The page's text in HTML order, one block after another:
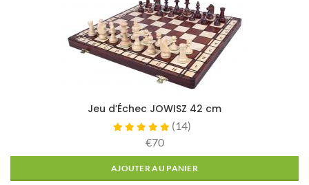
Jeu d’Échec JOWISZ 42 cm
(14)
€70
AJOUTER AU PANIER